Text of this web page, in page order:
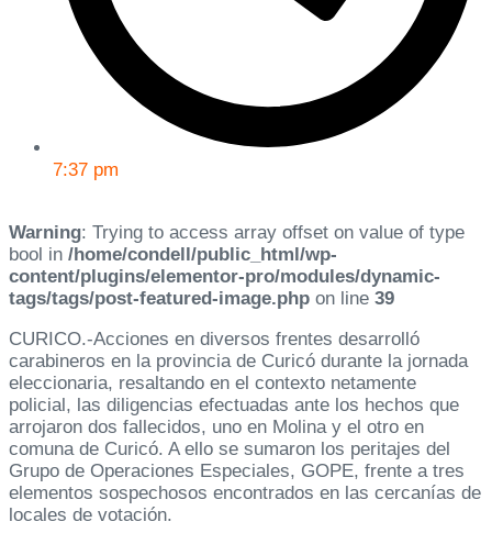
7:37 pm
Warning: Trying to access array offset on value of type
bool in /home/condell/public_html/wp-
content/plugins/elementor-pro/modules/dynamic-
tags/tags/post-featured-image.php on line 39
CURICO.-Acciones en diversos frentes desarrolló
carabineros en la provincia de Curicó durante la jornada
eleccionaria, resaltando en el contexto netamente
policial, las diligencias efectuadas ante los hechos que
arrojaron dos fallecidos, uno en Molina y el otro en
comuna de Curicó. A ello se sumaron los peritajes del
Grupo de Operaciones Especiales, GOPE, frente a tres
elementos sospechosos encontrados en las cercanías de
locales de votación.